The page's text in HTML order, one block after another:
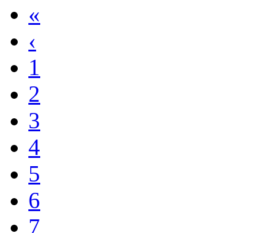
«
‹
1
2
3
4
5
6
7